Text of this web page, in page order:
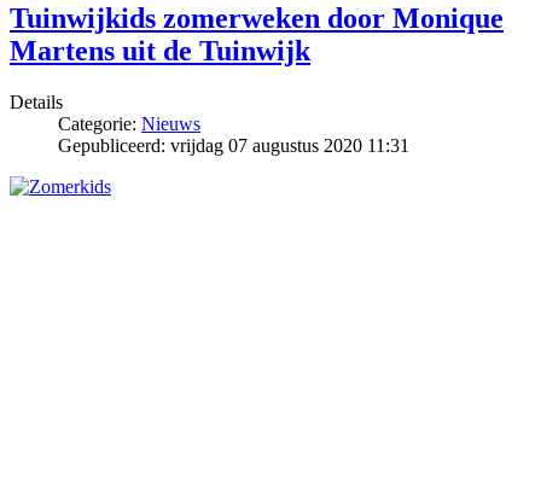
Tuinwijkids zomerweken door Monique
Martens uit de Tuinwijk
Details
Categorie: Nieuws
Gepubliceerd: vrijdag 07 augustus 2020 11:31